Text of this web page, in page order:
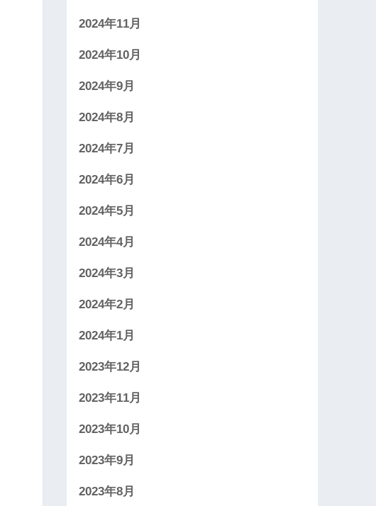
2024年11月
2024年10月
2024年9月
2024年8月
2024年7月
2024年6月
2024年5月
2024年4月
2024年3月
2024年2月
2024年1月
2023年12月
2023年11月
2023年10月
2023年9月
2023年8月